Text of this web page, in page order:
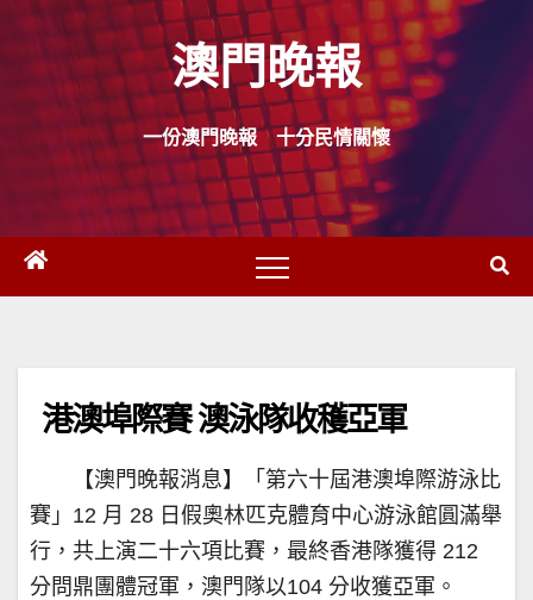
Skip
content
澳門晚報
一份澳門晚報 十分民情關懷
港澳埠際賽 澳泳隊收穫亞軍
【澳門晚報消息】「第六十屆港澳埠際游泳比
賽」12 月 28 日假奧林匹克體育中心游泳館圓滿舉
行，共上演二十六項比賽，最終香港隊獲得 212
分問鼎團體冠軍，澳門隊以104 分收獲亞軍。